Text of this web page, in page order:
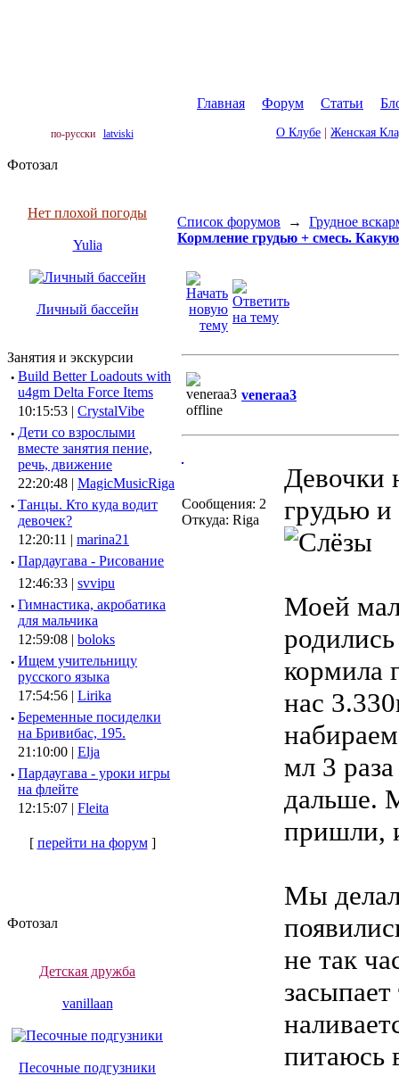
Главная Форум Статьи
по-русски latviski О Клубе Женская
Фотозал
Нет плохой погоды
Yulia
Личный бассейн
Занятия и экскурсии
· Build Better Loadouts with
u4gm Delta Force Items
10:15:53 | CrystalVibe
· Дети со взрослыми
вместе занятия пение,
речь, движение
22:20:48 | MagicMusicRiga
· Танцы. Кто куда водит
девочек?
12:20:11 | marina21
· Пардаугава - Рисование
12:46:33 | svvipu
· Гимнастика, акробатика
для мальчика
12:59:08 | boloks
· Ищем учительницу
русского языка
17:54:56 | Lirika
· Беременные посиделки
на Бривибас, 195.
21:10:00 | Elja
· Пардаугава - уроки игры
на флейте
12:15:07 | Fleita
[ перейти на форум]
Фотозал
Детская дружба
vanillaan
Песочные подгузники
Список форумов → Грудное
Кормление грудью + смесь. Какую
veneraa3
Сообщения: 2
Откуда: Riga
Девочки
грудью
Моей
кормила
нас
мл 3
дальше.
пришли,
Мы
не так
питаюсь